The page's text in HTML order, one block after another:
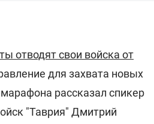
отводят свои войска от
для захвата новых
рассказал спикер
"Таврия" Дмитрий